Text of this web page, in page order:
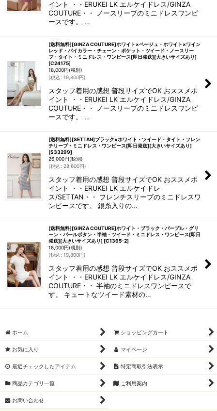
イント ・・ERUKEI LK エルケイドレス/GINZA
COUTURE・・ ノースリーブのミニドレスワンピ
ースです。 …
[送料無料][GINZA COUTURE]ホワイト×ベージュ・ホワイト×ワイン
レッド・バイカラー・チェーン・ポケット・ツイード・ノースリー
ブ・タイト・ミニドレス・ワンピース[即日発送][大きいサイズあり]
[C24175]
18,000円(税別)
(税込 : 19,800円)
スタッフ着用の感想 普段サイズでOK おススメポ
イント ・・ERUKEI LK エルケイドレス/GINZA
COUTURE・・ ノースリーブのミニドレスワンピ
ースです。 …
[送料無料][SETTAN]ブラック×ホワイト・ツイード・タイト・フレン
チリーブ・ミニドレス・ワンピース[即日発送][大きいサイズあり]
[S33299]
26,000円(税別)
(税込 : 28,600円)
スタッフ着用の感想 普段サイズでOK おススメポ
イント ・・ERUKEI LK エルケイドレ
ス/SETTAN・・ フレンチスリーブのミニドレスワ
ンピースです。 銀糸入りの…
[送料無料][GINZA COUTURE]ホワイト・ブラック・パープル・グリ
ーン・パールボタン・半袖・ツイード・ミニドレス・ワンピース[即日
発送][大きいサイズあり] [C1365-2]
18,000円(税別)
(税込 : 19,800円)
スタッフ着用の感想 普段サイズでOK おススメポ
イント ・・ERUKEI LK エルケイドレス/GINZA
COUTURE・・ 半袖のミニドレスワンピースで
す。 キュートなツイード素材の…
ホーム ショッピングカート
お気に入り マイページ
最近チェックしたアイテム 特定商取引法表示
商品カテゴリ一覧 ご利用案内
お問い合わせ